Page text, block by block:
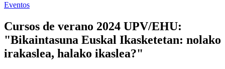
Eventos
Cursos de verano 2024 UPV/EHU:
"Bikaintasuna Euskal Ikasketetan: nolako
irakaslea, halako ikaslea?"